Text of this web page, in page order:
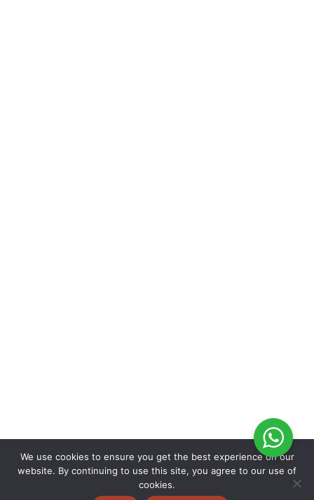
We use cookies to ensure you get the best experience on our
website. By continuing to use this site, you agree to our use of
cookies.